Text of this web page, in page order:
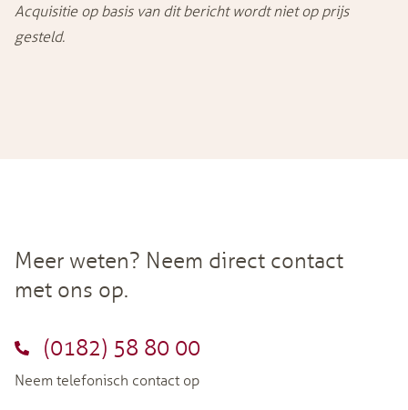
Acquisitie op basis van dit bericht wordt niet op prijs
gesteld.
Meer weten? Neem direct contact
met ons op.
(0182) 58 80 00
Neem telefonisch contact op